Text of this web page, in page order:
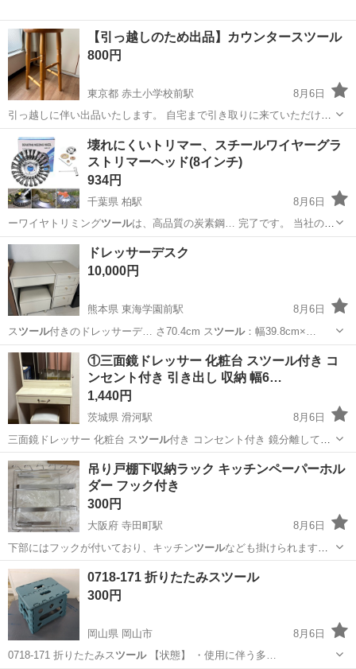
【引っ越しのため出品】カウンタースツール
800円
東京都 赤土小学校前駅
8月6日
引っ越しに伴い出品いたします。 自宅まで引き取りに来ていただける
方限定でお願いいたします。 中古品のため、状態は写真をご確認のう
え、ご納得いただける方のみお願いいたします。返品は受付できかね
ます。 ■ 商品詳細 ・サイ...
東京 荒川区 赤土小学校前駅 カウンター
壊れにくいトリマー、スチールワイヤーグラ
ストリマーヘッド(8インチ)
934円
千葉県 柏駅
8月6日
ーワイヤトリミングツールは、高品質の炭素鋼… 完了です。 当社のツ
ールは簡単に組み立てた…
千葉 柏市 掃除用具
ドレッサーデスク
10,000円
熊本県 東海学園前駅
8月6日
ス ツール付きのドレッサーデ… さ70.4cm ス ツール：幅39.8cm×…
熊本 熊本市 東海学園前駅 ドレッサー
①三面鏡ドレッサー 化粧台 スツール付き コ
ンセント付き 引き出し 収納 幅6…
1,440円
茨城県 滑河駅
8月6日
三面鏡ドレッサー 化粧台 ス ツール付き コンセント付き 鏡分離して
引…
茨城 稲敷市 滑河駅 ドレッサー コンセント
吊り戸棚下収納ラック キッチンペーパーホル
ダー フック付き
300円
大阪府 寺田町駅
8月6日
下部にはフックが付いており、キッチンツールなども掛けられます。
保管に伴う多少…
大阪 大阪市 寺田町駅 収納家具
0718-171 折りたたみスツール
300円
岡山県 岡山市
8月6日
0718-171 折りたたみス ツール 【状態】 ・使用に伴う多…